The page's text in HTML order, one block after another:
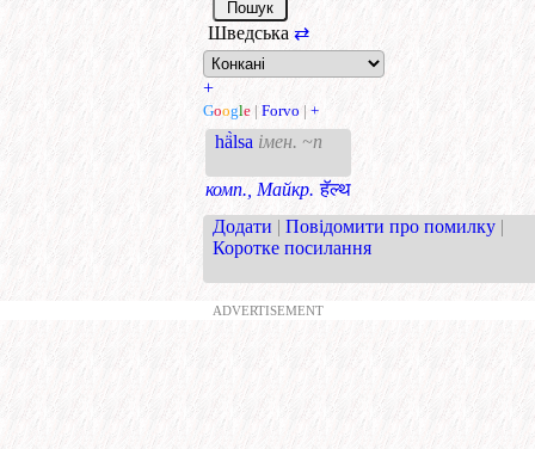
Шведська ⇄
+
Google | Forvo | +
hä̀lsa імен. ~n
комп., Майкр. हॅल्थ
Додати | Повідомити про помилку |
Коротке посилання
ADVERTISEMENT